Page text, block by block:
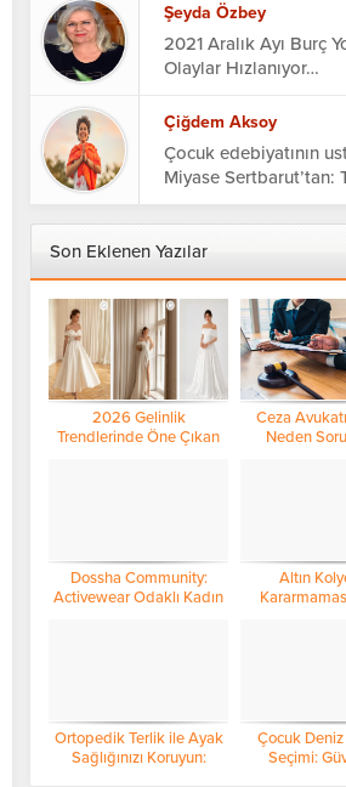
Şeyda Özbey
2021 Aralık Ayı Burç
Olaylar Hızlanıyor…
Çiğdem Aksoy
Çocuk edebiyatının
Miyase Sertbarut’tan:
Otel
Son Eklenen Yazılar
2026 Gelinlik
Trendlerinde Öne Çıkan
Ceza
Neden
Dossha Community:
Activewear Odaklı Kadın
Altın
Ortopedik Terlik ile Ayak
Sağlığınızı Koruyun:
Çocuk
Seçimi: